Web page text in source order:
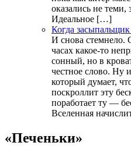
оказались не
Идеальное […]
Когда
И снова стемнело.
часах какое-то
сонный, но в
честное слово. Ну
который думает,
поскроллит эту
поработает ту —
Вселенная
«Печеньки»